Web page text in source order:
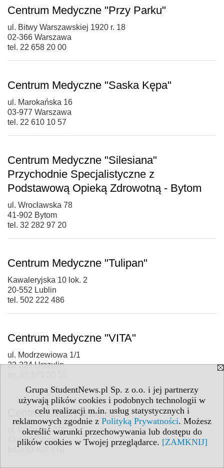
Grupa StudentNews.pl Sp. z o.o. i jej partnerzy
używają plików cookies i podobnych technologii w
celu realizacji m.in. usług statystycznych i
reklamowych zgodnie z Polityką Prywatności. Możesz
określić warunki przechowywania lub dostępu do
plików cookies w Twojej przeglądarce. [ZAMKNIJ]
Centrum Medyczne "Przy Parku"
ul. Bitwy Warszawskiej 1920 r. 18
02-366 Warszawa
tel. 22 658 20 00
Centrum Medyczne "Saska Kępa"
ul. Marokańska 16
03-977 Warszawa
tel. 22 610 10 57
Centrum Medyczne "Silesiana"
Przychodnie Specjalistyczne z
Podstawową Opieką Zdrowotną - Bytom
ul. Wrocławska 78
41-902 Bytom
tel. 32 282 97 20
Centrum Medyczne "Tulipan"
Kawaleryjska 10 lok. 2
20-552 Lublin
tel. 502 222 486
Centrum Medyczne "VITA"
ul. Modrzewiowa 1/1
22-234 Urszulin
Centrum Medyczne 311
ul. Wolności 311
41-914 Zabrze
tel. 880 407 870